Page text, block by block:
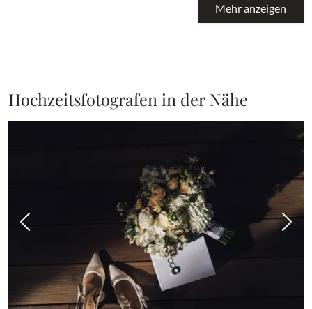
Mehr anzeigen
Hochzeitsfotografen in der Nähe
Vorheriges Bild